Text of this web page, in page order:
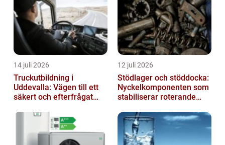
14 juli 2026
Truckutbildning i
Uddevalla: Vägen till ett
säkert och efterfrågat
12 juli 2026
Stödlager och stöddocka:
Nyckelkomponenten som
stabiliserar roterande